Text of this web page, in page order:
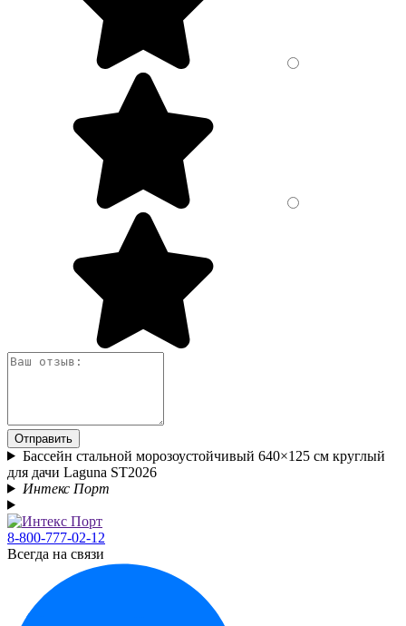
Отправить
Бассейн стальной морозоустойчивый 640×125 см круглый
для дачи Laguna ST2026
Интекс Порт
8-800-777-02-12
Всегда на связи